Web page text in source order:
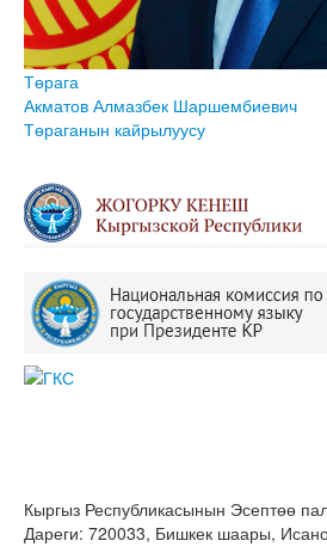
Төрага
Акматов Алмазбек Шаршембиевич
Төраганын кайрылуусу
Кыргыз Республикасынын Эсептөө
Дареги: 720033, Бишкек шаары,